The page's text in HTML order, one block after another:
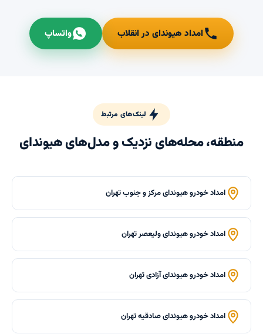
امداد هیوندای در انقلاب واتساپ
لینک‌های مرتبط
منطقه، محله‌های نزدیک و مدل‌های هیوندای
امداد خودرو هیوندای مرکز و جنوب تهران
امداد خودرو هیوندای ولیعصر تهران
امداد خودرو هیوندای آزادی تهران
امداد خودرو هیوندای صادقیه تهران